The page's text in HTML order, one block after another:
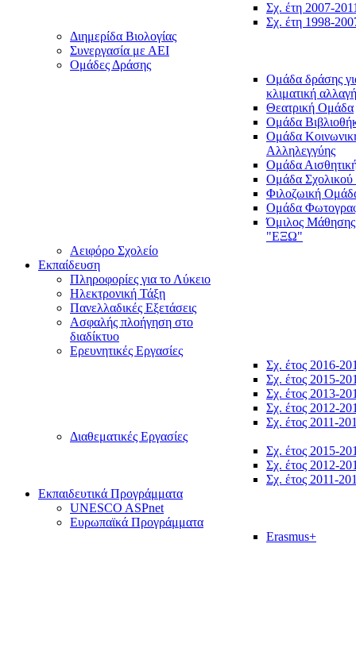
Σχ. έτη 2007-
Σχ. έτη 1998-
Διημερίδα Βιολογίας
Συνεργασία με ΑΕΙ
Ομάδες Δράσης
Ομάδα δράσης
κλιματική αλλαγή
Θεατρική Ομάδα
Ομάδα
Ομάδα
Αλληλεγγύης
Ομάδα
Ομάδα
Φιλοζωική
Ομάδα
Όμιλος Μάθησης
"ΕΞΩ"
Αειφόρο Σχολείο
Εκπαίδευση
Πληροφορίες για το Λύκειο
Ηλεκτρονική Τάξη
Πανελλαδικές Εξετάσεις
Ασφαλής πλοήγηση στο
διαδίκτυο
Ερευνητικές Εργασίες
Σχ. έτος 2016-
Σχ. έτος 2015-
Σχ. έτος 2013-
Σχ. έτος 2012-
Σχ. έτος 2011-
Διαθεματικές Εργασίες
Σχ. έτος 2015-
Σχ. έτος 2012-
Σχ. έτος 2011-
Εκπαιδευτικά Προγράμματα
UNESCO ASPnet
Ευρωπαϊκά Προγράμματα
Erasmus+